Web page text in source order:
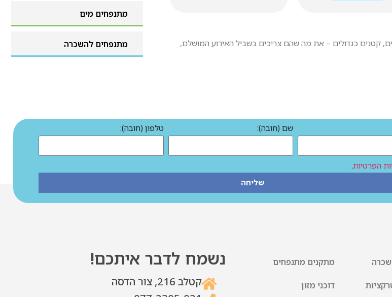
קטנים כגדולים – את מה שהם צריכים בשביל האירוע המושלם,
מתנפחים מים
מתנפחים מים
מתנפחים להשכרה
שם (חובה): טלפון (חובה):
הפרטיות.
שליחה
מתקנים מתנפחים
דוכני מזון
נשמח לדבר איתכם!
קטלב 216, צור הדסה